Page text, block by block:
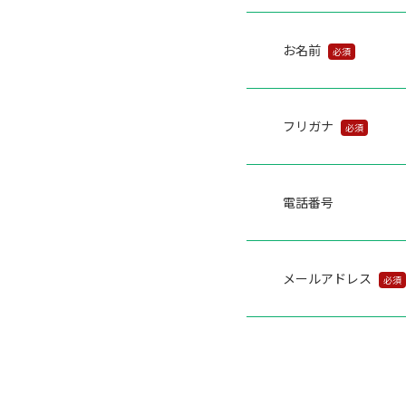
お名前 必須
フリガナ 必須
電話番号
メールアドレス 必須